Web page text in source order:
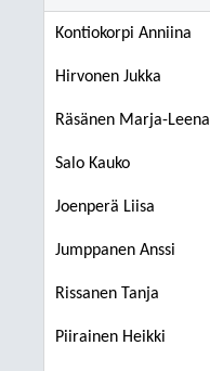
Kontiokorpi Anniina
Hirvonen Jukka
Räsänen Marja-Leena
Salo Kauko
Joenperä Liisa
Jumppanen Anssi
Rissanen Tanja
Piirainen Heikki